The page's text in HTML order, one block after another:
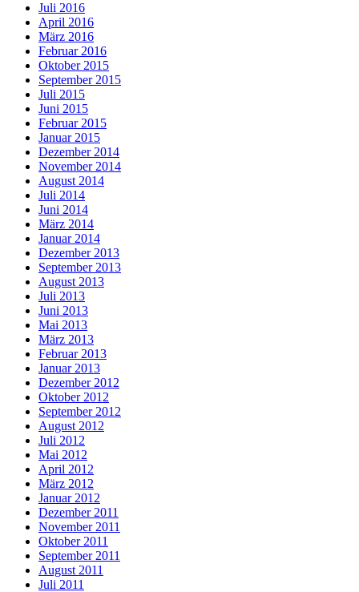
Juli 2016
April 2016
März 2016
Februar 2016
Oktober 2015
September 2015
Juli 2015
Juni 2015
Februar 2015
Januar 2015
Dezember 2014
November 2014
August 2014
Juli 2014
Juni 2014
März 2014
Januar 2014
Dezember 2013
September 2013
August 2013
Juli 2013
Juni 2013
Mai 2013
März 2013
Februar 2013
Januar 2013
Dezember 2012
Oktober 2012
September 2012
August 2012
Juli 2012
Mai 2012
April 2012
März 2012
Januar 2012
Dezember 2011
November 2011
Oktober 2011
September 2011
August 2011
Juli 2011